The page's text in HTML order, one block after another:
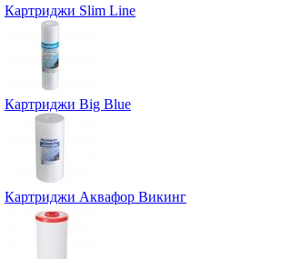
Картриджи Slim Line
Картриджи Big Blue
Картриджи Аквафор Викинг